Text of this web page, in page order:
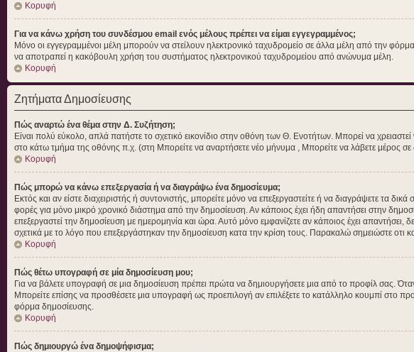
Κορυφή
Για να κάνω χρήση του συνδέσμου email ενός μέλους πρέπει να είμαι εγγεγραμμένος;
Μόνο οι εγγεγραμμένοι μέλη μπορούν να στείλουν ηλεκτρονικό ταχυδρομείο σε άλλα μέλη από την
να αποτραπεί η κακόβουλη χρήση του συστήματος ηλεκτρονικού ταχυδρομείου από ανώνυμα μέλη.
Κορυφή
Ζητήματα Δημοσίευσης
Πώς αναρτώ ένα θέμα στην Δ. Συζήτηση;
Είναι πολύ εύκολο, απλά πατήστε το σχετικό εικονίδιο στην οθόνη των Θ. Ενοτήτων. Μπορεί να
στο κάτω τμήμα της οθόνης π.χ. (στη Μπορείτε να αναρτήσετε νέο μήνυμα , Μπορείτε να λάβετε μέρος
Κορυφή
Πώς μπορώ να κάνω επεξεργασία ή να διαγράψω ένα δημοσίευμα;
Εκτός και αν είστε διαχειριστής ή συντονιστής, μπορείτε μόνο να επεξεργαστείτε ή να διαγράψετε τα
φορές για μόνο μικρό χρονικό διάστημα από την δημοσίευση. Αν κάποιος έχει ήδη απαντήσει στην
επεξεργαστεί την δημοσίευση με ημερομηνία και ώρα. Αυτό μόνο εμφανίζετε αν κάποιος έχει
σχετικά με το λόγο που επεξεργάστηκαν την δημοσίευση κατα την κρίση τους. Παρακαλώ σημειώστε οτι
Κορυφή
Πώς θέτω υπογραφή σε μία δημοσίευση μου;
Για να βάλετε υπογραφή σε μια δημοσίευση πρέπει πρώτα να δημιουργήσετε μια από το προφίλ σας. Όταν
Μπορείτε επίσης να προσθέσετε μια υπογραφή ως προεπιλογή αν επιλέξετε το κατάλληλο κουμπί στο
φόρμα δημοσίευσης.
Κορυφή
Πώς δημιουργώ ένα δημοψήφισμα;